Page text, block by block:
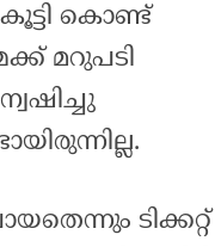
കൊണ്ട്
മറുപടി
ടിക്കറ്റ്